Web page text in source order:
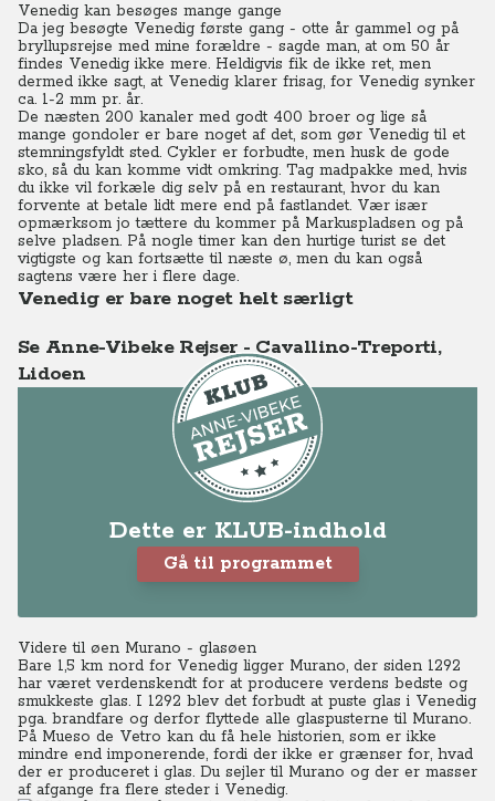
Venedig kan besøges mange gange
Da jeg besøgte Venedig første gang - otte år gammel og på
bryllupsrejse med mine forældre - sagde man, at om 50 år
findes Venedig ikke mere. Heldigvis fik de ikke ret, men
dermed ikke sagt, at Venedig klarer frisag, for Venedig synker
ca. 1-2 mm pr. år.
De næsten 200 kanaler med godt 400 broer og lige så
mange gondoler er bare noget af det, som gør Venedig til et
stemningsfyldt sted. Cykler er forbudte, men husk de gode
sko, så du kan komme vidt omkring. Tag madpakke med, hvis
du ikke vil forkæle dig selv på en restaurant, hvor du kan
forvente at betale lidt mere end på fastlandet. Vær især
opmærksom jo tættere du kommer på Markuspladsen og på
selve pladsen. På nogle timer kan den hurtige turist se det
vigtigste og kan fortsætte til næste ø, men du kan også
sagtens være her i flere dage.
Venedig er bare noget helt særligt
Se Anne-Vibeke Rejser - Cavallino-Treporti,
Lidoen
Dette er KLUB-indhold
Gå til programmet
Videre til øen Murano - glasøen
Bare 1,5 km nord for Venedig ligger Murano, der siden 1292
har været verdenskendt for at producere verdens bedste og
smukkeste glas. I 1292 blev det forbudt at puste glas i Venedig
pga. brandfare og derfor flyttede alle glaspusterne til Murano.
På Mueso de Vetro kan du få hele historien, som er ikke
mindre end imponerende, fordi der ikke er grænser for, hvad
der er produceret i glas. Du sejler til Murano og der er masser
af afgange fra flere steder i Venedig.